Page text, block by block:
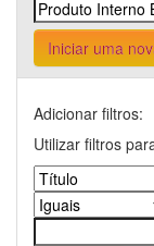
Iniciar uma
Adicionar filtros:
Utilizar filtros